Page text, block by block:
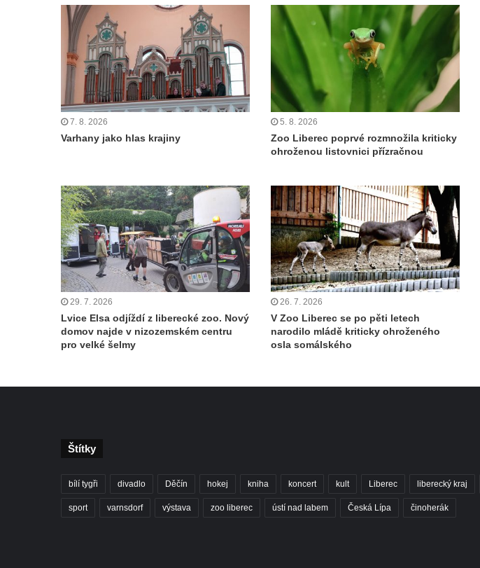
7. 8. 2026
Varhany jako hlas krajiny
5. 8. 2026
Zoo Liberec poprvé rozmnožila kriticky
ohroženou listovnici přízračnou
29. 7. 2026
Lvice Elsa odjíždí z liberecké zoo. Nový
domov najde v nizozemském centru
pro velké šelmy
26. 7. 2026
V Zoo Liberec se po pěti letech
narodilo mládě kriticky ohroženého
osla somálského
Štítky
bílí tygři divadlo Děčín hokej kniha koncert kult Liberec liberecký kraj
sport varnsdorf výstava zoo liberec ústí nad labem Česká Lípa činoherák